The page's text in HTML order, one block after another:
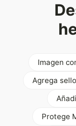
Imagen
Agrega
Protege